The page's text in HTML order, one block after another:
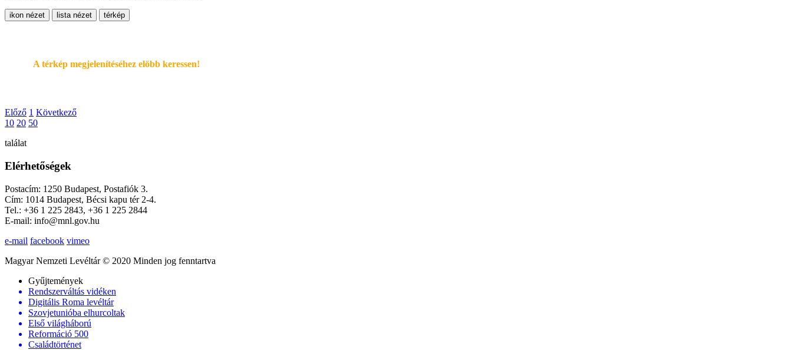
ikon nézet lista nézet térkép
A térkép megjelenítéséhez elöbb keressen!
Előző 1 Következő
10 20 50
találat
Elérhetőségek
Postacím: 1250 Budapest, Postafiók 3.
Cím: 1014 Budapest, Bécsi kapu tér 2-4.
Tel.: +36 1 225 2843, +36 1 225 2844
E-mail: info@mnl.gov.hu
e-mail facebook vimeo
Magyar Nemzeti Levéltár © 2020 Minden jog fenntartva
Gyűjtemények
Rendszerváltás vidéken
Digitális Roma levéltár
Szovjetunióba elhurcoltak
Első világháború
Reformáció 500
Családtörténet